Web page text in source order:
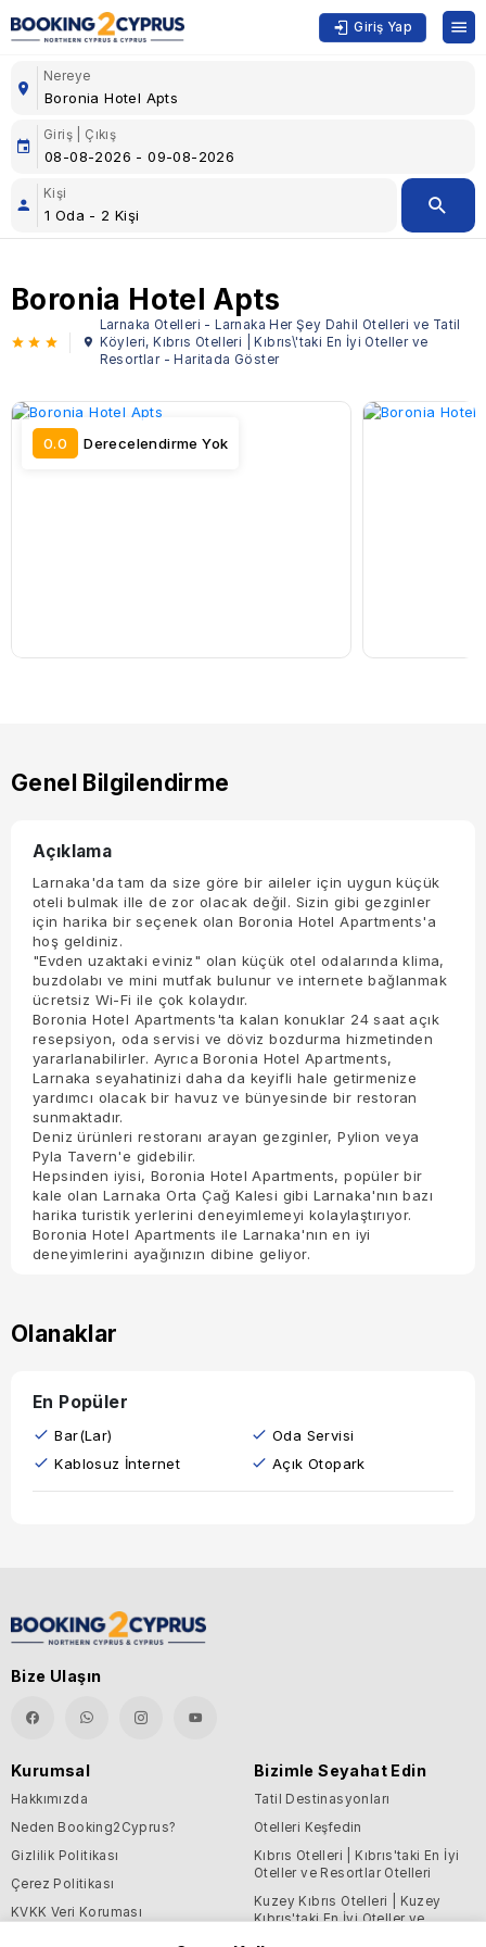
Giriş Yap
Nereye
Giriş | Çıkış
Kişi
Boronia Hotel Apts
Larnaka Otelleri - Larnaka Her Şey Dahil Otelleri ve Tatil
Köyleri, Kıbrıs Otelleri | Kıbrıs\'taki En İyi Oteller ve
Resortlar - Haritada Göster
0.0 Derecelendirme Yok
Genel Bilgilendirme
Açıklama
Larnaka'da tam da size göre bir aileler için uygun küçük
oteli bulmak ille de zor olacak değil. Sizin gibi gezginler
için harika bir seçenek olan Boronia Hotel Apartments'a
hoş geldiniz.
"Evden uzaktaki eviniz" olan küçük otel odalarında klima,
buzdolabı ve mini mutfak bulunur ve internete bağlanmak
ücretsiz Wi-Fi ile çok kolaydır.
Boronia Hotel Apartments'ta kalan konuklar 24 saat açık
resepsiyon, oda servisi ve döviz bozdurma hizmetinden
yararlanabilirler. Ayrıca Boronia Hotel Apartments,
Larnaka seyahatinizi daha da keyifli hale getirmenize
yardımcı olacak bir havuz ve bünyesinde bir restoran
sunmaktadır.
Deniz ürünleri restoranı arayan gezginler, Pylion veya
Pyla Tavern'e gidebilir.
Hepsinden iyisi, Boronia Hotel Apartments, popüler bir
kale olan Larnaka Orta Çağ Kalesi gibi Larnaka'nın bazı
harika turistik yerlerini deneyimlemeyi kolaylaştırıyor.
Boronia Hotel Apartments ile Larnaka'nın en iyi
deneyimlerini ayağınızın dibine geliyor.
Olanaklar
En Popüler
Bar(lar)
Kablosuz İnternet
Oda Servisi
Açık Otopark
Bize Ulaşın
Kurumsal
Hakkımızda
Neden Booking2Cyprus?
Gizlilik Politikası
Çerez Politikası
KVKK Veri Koruması
Bizimle Seyahat Edin
Tatil Destinasyonları
Otelleri Keşfedin
Kıbrıs Otelleri | Kıbrıs'taki En İyi
Oteller ve Resortlar Otelleri
Kuzey Kıbrıs Otelleri | Kuzey
Kıbrıs'taki En İyi Oteller ve